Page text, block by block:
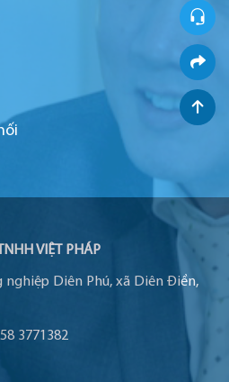
VIỆT PHÁP
nghiệp Diên Phú, xã Diên Điền,
3771382